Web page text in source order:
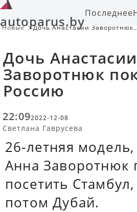
autoparus.byПоследнее
Новые
Дочь Анастасии Заворотнюк
Дочь Анастасии
Заворотнюк
Россию
22:092022-12-08
Светлана Гаврусева
26-летняя
Анна Заворотнюк
посетить
потом Дубай.